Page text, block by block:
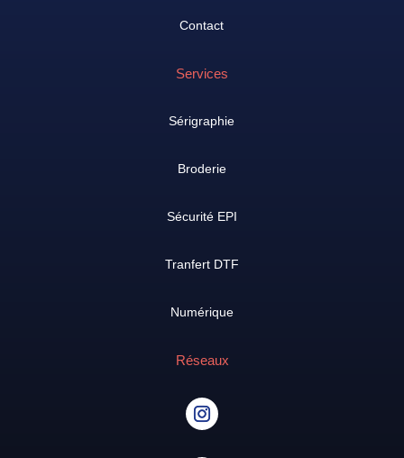
Contact
Services
Sérigraphie
Broderie
Sécurité EPI
Tranfert DTF
Numérique
Réseaux